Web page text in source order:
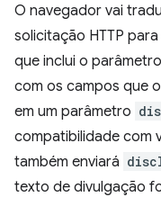
O navegador vai
solicitação HTTP para
que inclui o parâmetro
com os campos que
em um parâmetro
compatibilidade com
também enviará
texto de divulgação